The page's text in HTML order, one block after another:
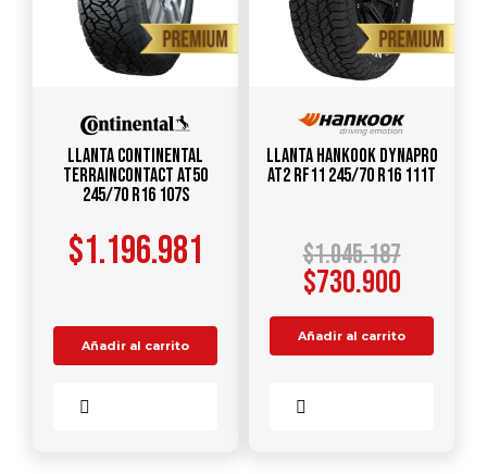
Llanta CONTINENTAL
TerrainContact AT50
245/70 R16 107S
$1.196.981
Añadir al carrito
Llanta HANKOOK Dynapro
AT2 RF11 245/70 R16 111T
$1.045.187
$730.900
Añadir al carrito